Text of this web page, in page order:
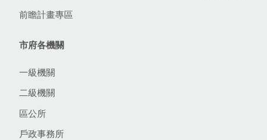
前瞻計畫專區
市府各機關
一級機關
二級機關
區公所
戶政事務所